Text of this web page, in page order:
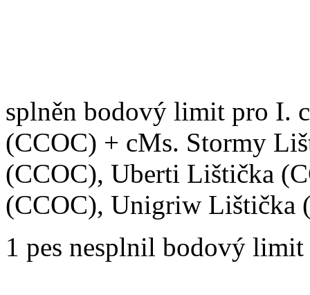
splněn bodový limit pro I.
(CCOC) + cMs. Stormy
(CCOC), Uberti Lištička
(CCOC), Unigriw Lištička
1 pes nesplnil bodový limit